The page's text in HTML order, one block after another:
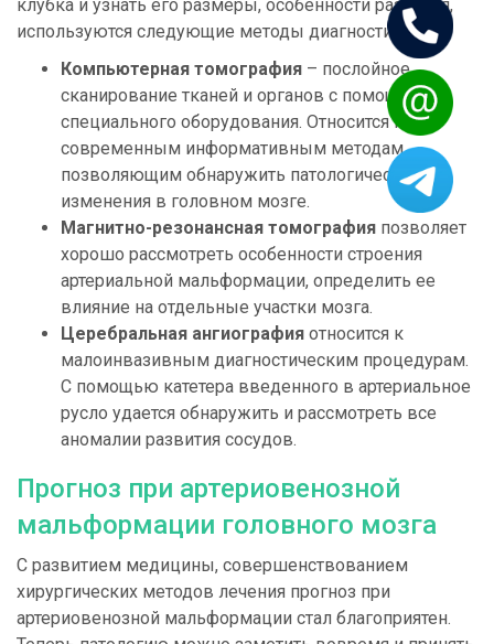
клубка и узнать его размеры, особенности развития,
используются следующие методы диагностики:
Компьютерная томография – послойное
сканирование тканей и органов с помощью
специального оборудования. Относится к
современным информативным методам,
позволяющим обнаружить патологические
изменения в головном мозге.
Магнитно-резонансная томография позволяет
хорошо рассмотреть особенности строения
артериальной мальформации, определить ее
влияние на отдельные участки мозга.
Церебральная ангиография относится к
малоинвазивным диагностическим процедурам.
С помощью катетера введенного в артериальное
русло удается обнаружить и рассмотреть все
аномалии развития сосудов.
Прогноз при артериовенозной
мальформации головного мозга
С развитием медицины, совершенствованием
хирургических методов лечения прогноз при
артериовенозной мальформации стал благоприятен.